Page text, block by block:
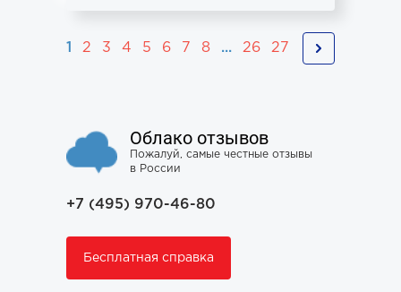
1 2 3 4 5 6 7 8 ... 26 27
Облако отзывов
Пожалуй, самые честные отзывы
в России
+7 (495) 970-46-80
Бесплатная справка